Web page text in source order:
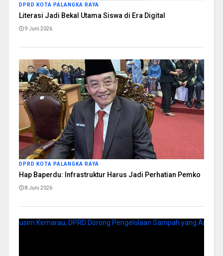
DPRD KOTA PALANGKA RAYA
Literasi Jadi Bekal Utama Siswa di Era Digital
9 Juni 2026
DPRD KOTA PALANGKA RAYA
Hap Baperdu: Infrastruktur Harus Jadi Perhatian Pemko
8 Juni 2026